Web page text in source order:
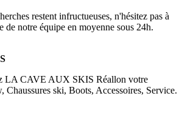
restent infructueuses, n'hésitez pas à
de notre équipe en moyenne sous 24h.
LA CAVE AUX SKIS Réallon votre
Chaussures ski, Boots, Accessoires, Service.